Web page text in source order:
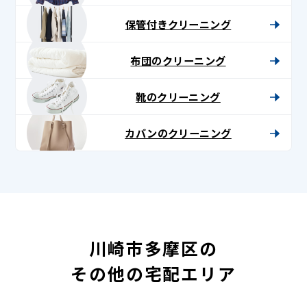
保管付きクリーニング
布団のクリーニング
靴のクリーニング
カバンのクリーニング
川崎市多摩区の
その他の宅配エリア